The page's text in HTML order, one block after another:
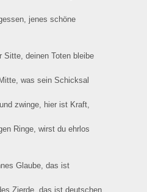
jenes schöne
Sitte, deinen Toten bleibe
was sein Schicksal
zwinge, hier ist Kraft,
Ringe, wirst du ehrlos
Glaube, das ist
Zierde, das ist deutschen